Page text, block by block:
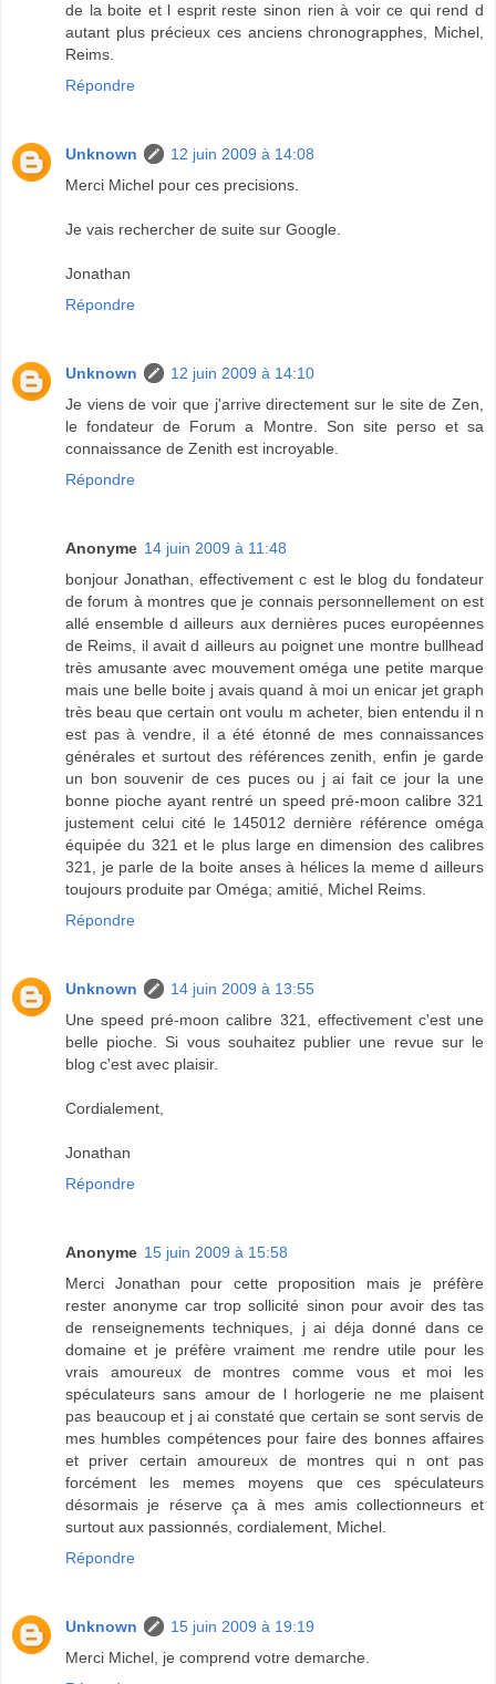
de la boite et l esprit reste sinon rien à voir ce qui rend d
autant plus précieux ces anciens chronograpphes, Michel,
Reims.
Répondre
Unknown
12 juin 2009 à 14:08
Merci Michel pour ces precisions.
Je vais rechercher de suite sur Google.
Jonathan
Répondre
Unknown
12 juin 2009 à 14:10
Je viens de voir que j'arrive directement sur le site de Zen,
le fondateur de Forum a Montre. Son site perso et sa
connaissance de Zenith est incroyable.
Répondre
Anonyme 14 juin 2009 à 11:48
bonjour Jonathan, effectivement c est le blog du fondateur
de forum à montres que je connais personnellement on est
allé ensemble d ailleurs aux dernières puces européennes
de Reims, il avait d ailleurs au poignet une montre bullhead
très amusante avec mouvement oméga une petite marque
mais une belle boite j avais quand à moi un enicar jet graph
très beau que certain ont voulu m acheter, bien entendu il n
est pas à vendre, il a été étonné de mes connaissances
générales et surtout des références zenith, enfin je garde
un bon souvenir de ces puces ou j ai fait ce jour la une
bonne pioche ayant rentré un speed pré-moon calibre 321
justement celui cité le 145012 dernière référence oméga
équipée du 321 et le plus large en dimension des calibres
321, je parle de la boite anses à hélices la meme d ailleurs
toujours produite par Oméga; amitié, Michel Reims.
Répondre
Unknown
14 juin 2009 à 13:55
Une speed pré-moon calibre 321, effectivement c'est une
belle pioche. Si vous souhaitez publier une revue sur le
blog c'est avec plaisir.
Cordialement,
Jonathan
Répondre
Anonyme 15 juin 2009 à 15:58
Merci Jonathan pour cette proposition mais je préfère
rester anonyme car trop sollicité sinon pour avoir des tas
de renseignements techniques, j ai déja donné dans ce
domaine et je préfère vraiment me rendre utile pour les
vrais amoureux de montres comme vous et moi les
spéculateurs sans amour de l horlogerie ne me plaisent
pas beaucoup et j ai constaté que certain se sont servis de
mes humbles compétences pour faire des bonnes affaires
et priver certain amoureux de montres qui n ont pas
forcément les memes moyens que ces spéculateurs
désormais je réserve ça à mes amis collectionneurs et
surtout aux passionnés, cordialement, Michel.
Répondre
Unknown
15 juin 2009 à 19:19
Merci Michel, je comprend votre demarche.